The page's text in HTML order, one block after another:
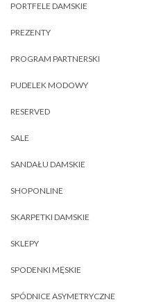
PORTFELE DAMSKIE
PREZENTY
PROGRAM PARTNERSKI
PUDELEK MODOWY
RESERVED
SALE
SANDAŁU DAMSKIE
SHOPONLINE
SKARPETKI DAMSKIE
SKLEPY
SPODENKI MĘSKIE
SPÓDNICE ASYMETRYCZNE